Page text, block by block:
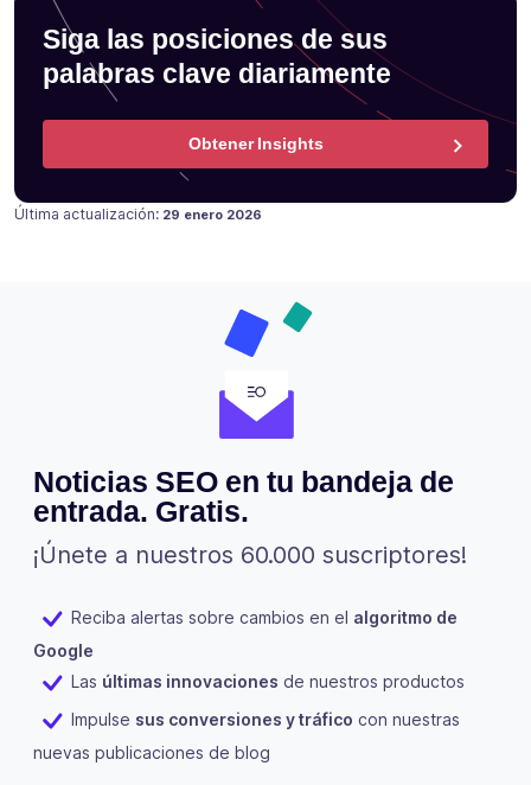
Siga las posiciones de sus
palabras clave diariamente
Obtener Insights
Última actualización: Publicado en
22 julio 2025
29 enero 2026
Noticias SEO en tu bandeja de
entrada. Gratis.
¡Únete a nuestros 60.000 suscriptores!
Reciba alertas sobre cambios en el algoritmo de
Google
Las últimas innovaciones de nuestros productos
Impulse sus conversiones y tráfico con nuestras
nuevas publicaciones de blog